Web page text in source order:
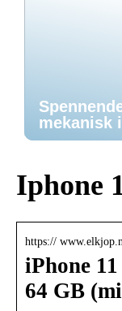
mekanisk
Iphone
https://
iPhone
64 GB